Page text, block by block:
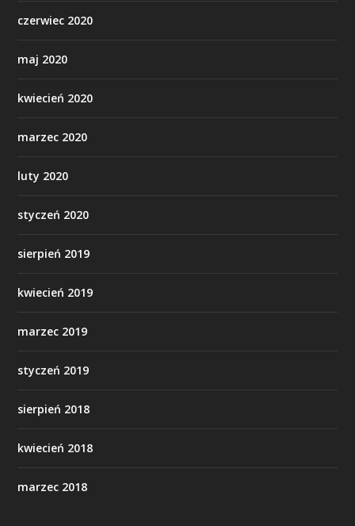
czerwiec 2020
maj 2020
kwiecień 2020
marzec 2020
luty 2020
styczeń 2020
sierpień 2019
kwiecień 2019
marzec 2019
styczeń 2019
sierpień 2018
kwiecień 2018
marzec 2018